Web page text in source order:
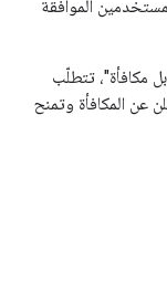
الموافقة
تتطلّب
المكافأة وتمنح